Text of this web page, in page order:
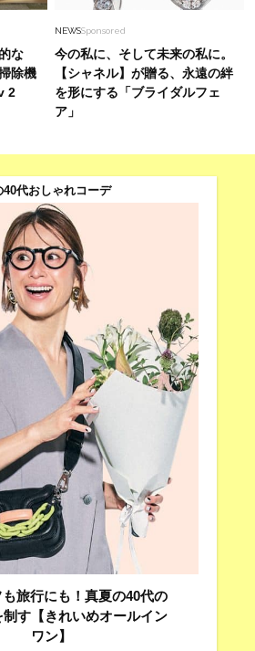
な
除機
2
NEWSSponsored
今の私に、そして未来の私に。
【シャネル】が贈る、永遠の絆
を形にする「ブライダルフェ
ア」
40代おしゃれコーデ
旅行にも！真夏の40代の
す【きれいめオールイン
ワン】